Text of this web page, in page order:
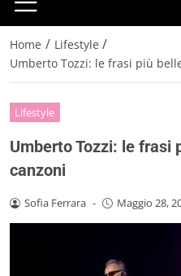
Home / Lifestyle /
Umberto Tozzi: le frasi più
Lifestyle
Umberto Tozzi: le frasi
canzoni
Sofia Ferrara - Maggio 28,